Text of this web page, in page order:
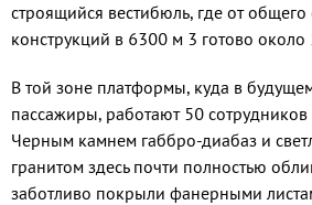
строящийся вестибюль, где от
конструкций в 6300 м 3 готово около
В той зоне платформы, куда в
пассажиры, работают 50 сотрудников
Черным камнем габбро-диабаз и
гранитом здесь почти полностью
заботливо покрыли фанерными